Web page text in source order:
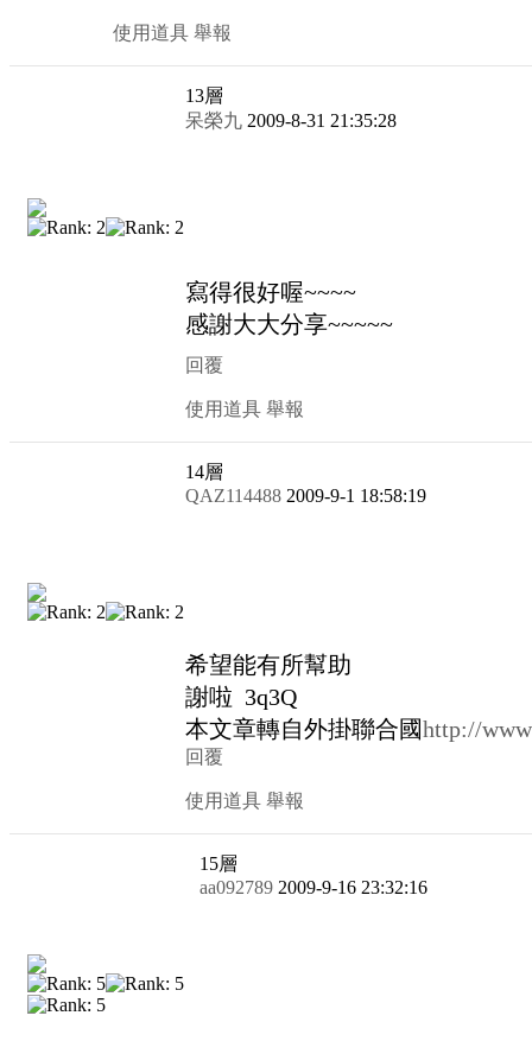
使用道具 舉報
13層
呆榮九 2009-8-31 21:35:28
寫得很好喔~~~~
感謝大大分享~~~~~
回覆
使用道具 舉報
14層
QAZ114488 2009-9-1 18:58:19
希望能有所幫助
謝啦 3q3Q
本文章轉自外掛聯合國http://
回覆
使用道具 舉報
15層
aa092789 2009-9-16 23:32:16